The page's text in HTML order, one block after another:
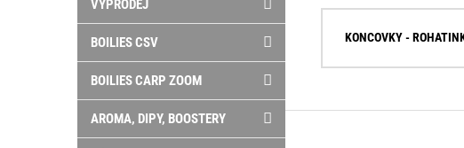
KONCOVKY -
VÝPRODEJ
BOILIES CSV
BOILIES CARP ZOOM
AROMA, DIPY, BOOSTERY